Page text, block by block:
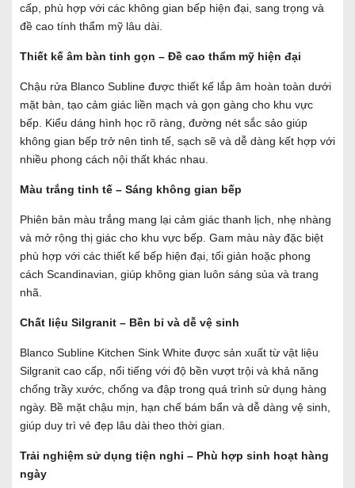
cấp, phù hợp với các không gian bếp hiện đại, sang trọng và
đề cao tính thẩm mỹ lâu dài.
Thiết kế âm bàn tinh gọn – Đề cao thẩm mỹ hiện đại
Chậu rửa Blanco Subline được thiết kế lắp âm hoàn toàn dưới
mặt bàn, tạo cảm giác liền mạch và gọn gàng cho khu vực
bếp. Kiểu dáng hình học rõ ràng, đường nét sắc sảo giúp
không gian bếp trở nên tinh tế, sạch sẽ và dễ dàng kết hợp với
nhiều phong cách nội thất khác nhau.
Màu trắng tinh tế – Sáng không gian bếp
Phiên bản màu trắng mang lại cảm giác thanh lịch, nhẹ nhàng
và mở rộng thị giác cho khu vực bếp. Gam màu này đặc biệt
phù hợp với các thiết kế bếp hiện đại, tối giản hoặc phong
cách Scandinavian, giúp không gian luôn sáng sủa và trang
nhã.
Chất liệu Silgranit – Bền bỉ và dễ vệ sinh
Blanco Subline Kitchen Sink White được sản xuất từ vật liệu
Silgranit cao cấp, nổi tiếng với độ bền vượt trội và khả năng
chống trầy xước, chống va đập trong quá trình sử dụng hàng
ngày. Bề mặt chậu mịn, hạn chế bám bẩn và dễ dàng vệ sinh,
giúp duy trì vẻ đẹp lâu dài theo thời gian.
Trải nghiệm sử dụng tiện nghi – Phù hợp sinh hoạt hàng
ngày